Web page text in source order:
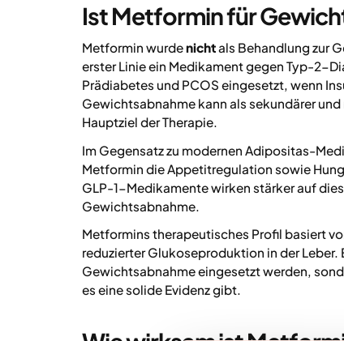
Ist Metformin für
Metformin wurdenichtals Behandlung zur
erster Linie ein Medikament gegen Typ-2-
Prädiabetes und PCOS eingesetzt, wenn
Gewichtsabnahme kann als sekundärer
Hauptziel der Therapie.
Im Gegensatz zu modernen Adipositas-
Metformin die Appetitregulation sowie
GLP-1-Medikamente wirken stärker auf
Gewichtsabnahme.
Metformins therapeutisches Profil basiert
reduzierter Glukoseproduktion in der
Gewichtsabnahme eingesetzt werden,
es eine solide Evidenz gibt.